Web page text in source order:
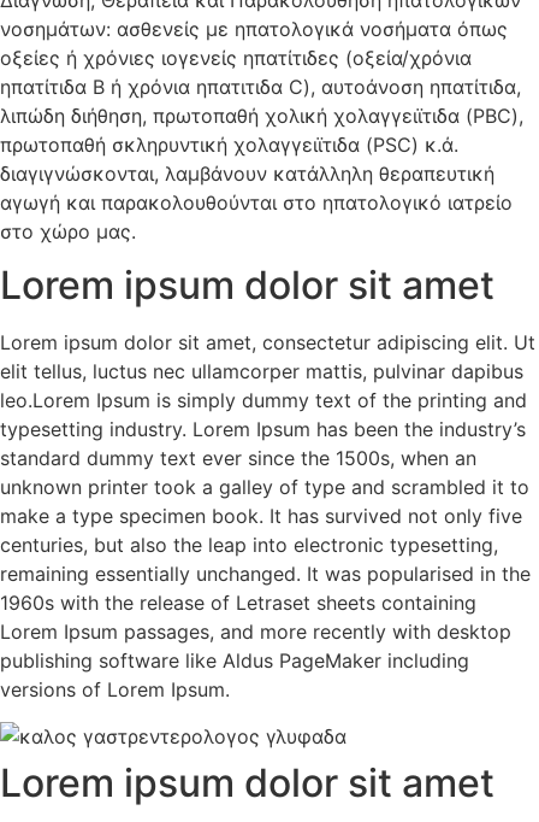
νοσημάτων: ασθενείς με ηπατολογικά νοσήματα όπως
οξείες ή χρόνιες ιογενείς ηπατίτιδες (οξεία/χρόνια
ηπατίτιδα Β ή χρόνια ηπατιτιδα C), αυτοάνοση ηπατίτιδα,
λιπώδη διήθηση, πρωτοπαθή χολική χολαγγειϊτιδα (PBC),
πρωτοπαθή σκληρυντική χολαγγειϊτιδα (PSC) κ.ά.
διαγιγνώσκονται, λαμβάνουν κατάλληλη θεραπευτική
αγωγή και παρακολουθούνται στο ηπατολογικό ιατρείο
στο χώρο μας.
Lorem ipsum dolor sit amet
Lorem ipsum dolor sit amet, consectetur adipiscing elit. Ut
elit tellus, luctus nec ullamcorper mattis, pulvinar dapibus
leo.Lorem Ipsum is simply dummy text of the printing and
typesetting industry. Lorem Ipsum has been the industry’s
standard dummy text ever since the 1500s, when an
unknown printer took a galley of type and scrambled it to
make a type specimen book. It has survived not only five
centuries, but also the leap into electronic typesetting,
remaining essentially unchanged. It was popularised in the
1960s with the release of Letraset sheets containing
Lorem Ipsum passages, and more recently with desktop
publishing software like Aldus PageMaker including
versions of Lorem Ipsum.
Lorem ipsum dolor sit amet